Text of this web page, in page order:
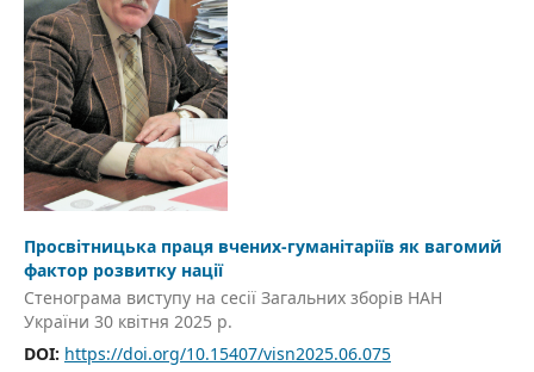
Просвітницька праця вчених-гуманітаріїв як вагомий
фактор розвитку нації
Стенограма виступу на сесії Загальних зборів НАН
України 30 квітня 2025 р.
DOI: https://doi.org/10.15407/visn2025.06.075